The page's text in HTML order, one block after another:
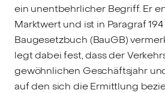
ein unentbehrlicher Begriff. Er
Marktwert und ist in Paragraf
Baugesetzbuch (BauGB)
legt dabei fest, dass der
gewöhnlichen Geschäftsjahr
auf den sich die Ermittlung